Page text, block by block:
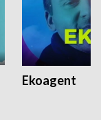
Ekoagent